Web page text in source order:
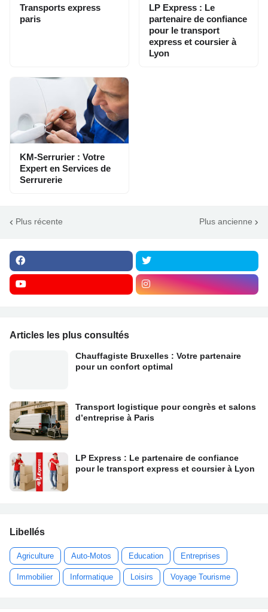
Transports express
paris
LP Express : Le
partenaire de confiance
pour le transport
express et coursier à
Lyon
KM-Serrurier : Votre
Expert en Services de
Serrurerie
Plus récente Plus ancienne
Articles les plus consultés
Chauffagiste Bruxelles : Votre partenaire
pour un confort optimal
Transport logistique pour congrès et salons
d’entreprise à Paris
LP Express : Le partenaire de confiance
pour le transport express et coursier à Lyon
Libellés
Agriculture Auto-Motos Education Entreprises
Immobilier Informatique Loisirs Voyage Tourisme